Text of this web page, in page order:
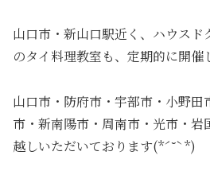
山口市・新山口駅近く、ハウスド
のタイ料理教室も、定期的に開
山口市・防府市・宇部市・小野田
市・新南陽市・周南市・光市・岩
越しいただいております(*ˊ˘ˋ*)